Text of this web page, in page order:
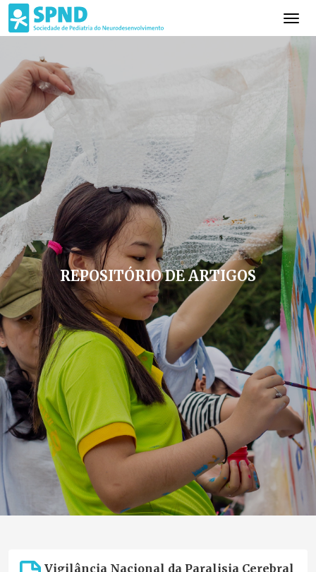
REPOSITÓRIO DE ARTIGOS
Vigilância Nacional da Paralisia Cerebral